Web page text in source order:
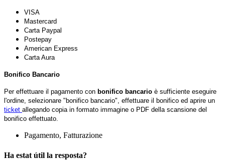
VISA
Mastercard
Carta Paypal
Postepay
American Express
Carta Aura
Bonifico Bancario
Per effettuare il pagamento con bonifico bancario è sufficiente eseguire
l'ordine, selezionare "bonifico bancario", effettuare il bonifico ed aprire un
ticket allegando copia in formato immagine o PDF della scansione del
bonifico effettuato.
Pagamento, Fatturazione
Ha estat útil la resposta?